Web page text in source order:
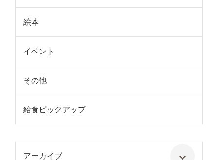
絵本
イベント
その他
給食ピックアップ
アーカイブ